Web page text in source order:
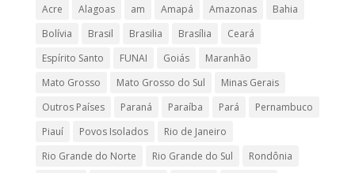
Acre Alagoas am Amapá Amazonas
Bahia
Bolívia
Brasil Brasilia Brasília
Ceará
Espírito Santo
FUNAI Goiás
Maranhão
Mato Grosso
Mato Grosso do Sul
Minas Gerais
Outros Países
Paraná Paraíba Pará
Pernambuco
Piauí
Povos Isolados
Rio de Janeiro
Rio Grande do Norte
Rio Grande do Sul
Rondônia